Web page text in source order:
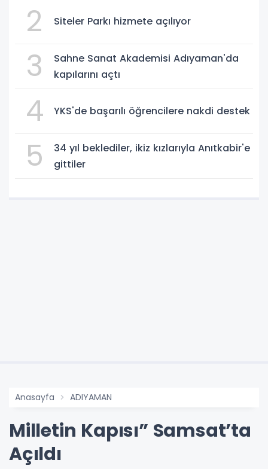
2 Siteler Parkı hizmete açılıyor
3
Sahne Sanat Akademisi Adıyaman'da
kapılarını açtı
4 YKS'de başarılı öğrencilere nakdi destek
5
34 yıl beklediler, ikiz kızlarıyla Anıtkabir'e
gittiler
Anasayfa ADIYAMAN
Milletin Kapısı” Samsat’ta
Açıldı